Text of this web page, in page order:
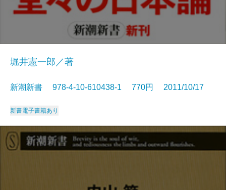
堀井憲一郎／著
新潮新書 978-4-10-610438-1 770円 2011/10/17
新書電子書籍あり